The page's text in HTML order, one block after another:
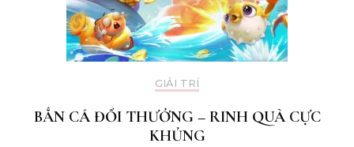
GIẢI TRÍ
BẮN CÁ ĐỔI THƯỞNG – RINH QUÀ CỰC
KHỦNG